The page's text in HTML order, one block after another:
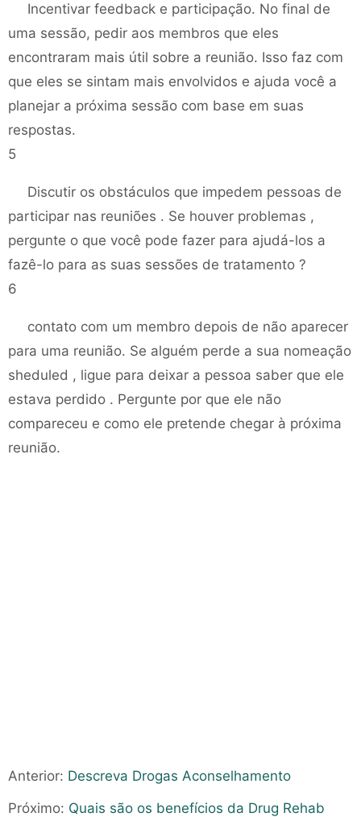
Incentivar feedback e participação. No final de
uma sessão, pedir aos membros que eles
encontraram mais útil sobre a reunião. Isso faz com
que eles se sintam mais envolvidos e ajuda você a
planejar a próxima sessão com base em suas
respostas.
5
Discutir os obstáculos que impedem pessoas de
participar nas reuniões . Se houver problemas ,
pergunte o que você pode fazer para ajudá-los a
fazê-lo para as suas sessões de tratamento ?
6
contato com um membro depois de não aparecer
para uma reunião. Se alguém perde a sua nomeação
sheduled , ligue para deixar a pessoa saber que ele
estava perdido . Pergunte por que ele não
compareceu e como ele pretende chegar à próxima
reunião.
Anterior: Descreva Drogas Aconselhamento
Próximo: Quais são os benefícios da Drug Rehab